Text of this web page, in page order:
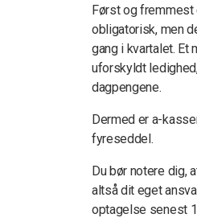
Først og fremmest
obligatorisk, men
gang i kvartalet. Et
uforskyldt
dagpengene.
Dermed er a-
fyreseddel.
Du bør notere dig,
altså dit eget
optagelse senest